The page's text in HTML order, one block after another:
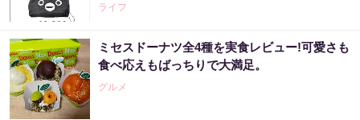
ライフ
ミセスドーナツ全4種を実食レビュー!可愛さも
食べ応えもばっちりで大満足。
グルメ